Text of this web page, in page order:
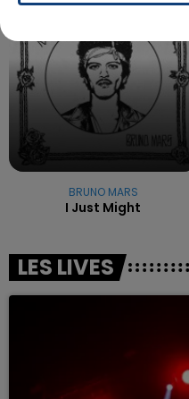
6h14
6h14
BRUNO MARS
I Just Might
LES LIVES